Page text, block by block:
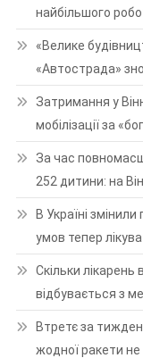
найбільшого
«Велике
«Автострада»
Затримання у
мобілізації за
За час
252 дитини: на
В Україні змінили
умов тепер
Скільки лікарень
відбувається з
Втретє за
жодної ракети